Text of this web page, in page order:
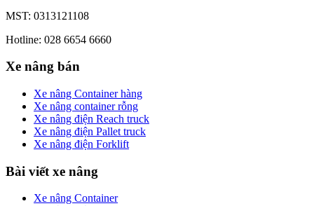
MST: 0313121108
Hotline: 028 6654 6660
Xe nâng bán
Xe nâng Container hàng
Xe nâng container rỗng
Xe nâng điện Reach truck
Xe nâng điện Pallet truck
Xe nâng điện Forklift
Bài viết xe nâng
Xe nâng Container